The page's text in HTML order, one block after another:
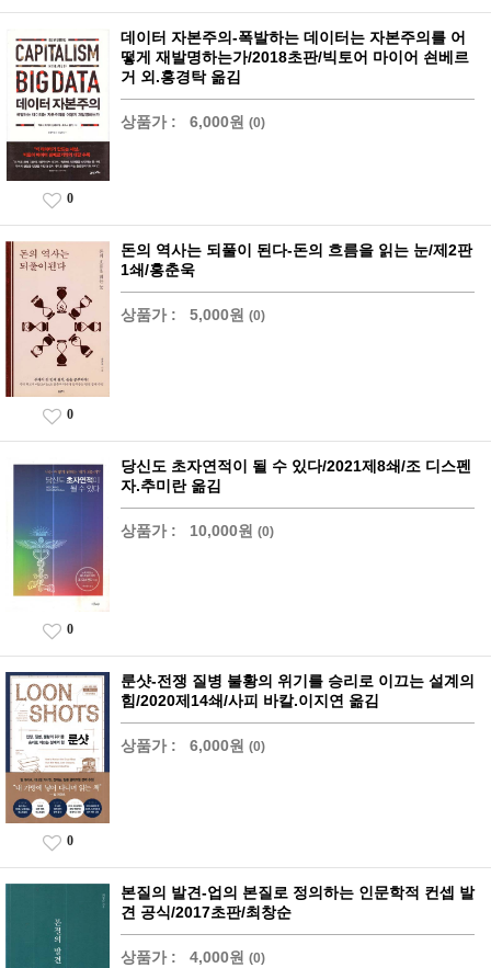
데이터 자본주의-폭발하는 데이터는 자본주의를 어
떻게 재발명하는가/2018초판/빅토어 마이어 쇤베르
거 외.홍경탁 옮김
상품가 : 6,000원 (0)
0
돈의 역사는 되풀이 된다-돈의 흐름을 읽는 눈/제2판
1쇄/홍춘욱
상품가 : 5,000원 (0)
0
당신도 초자연적이 될 수 있다/2021제8쇄/조 디스펜
자.추미란 옮김
상품가 : 10,000원 (0)
0
룬샷-전쟁 질병 불황의 위기를 승리로 이끄는 설계의
힘/2020제14쇄/사피 바칼.이지연 옮김
상품가 : 6,000원 (0)
0
본질의 발견-업의 본질로 정의하는 인문학적 컨셉 발
견 공식/2017초판/최창순
상품가 : 4,000원 (0)